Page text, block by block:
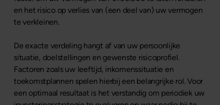
en het risico op verlies van (een deel van) uw vermogen
te verkleinen.
De exacte verdeling hangt af van uw persoonlijke
situatie, doelstellingen en gewenste risicoprofiel.
Factoren zoals uw leeftijd, inkomenssituatie en
toekomstplannen spelen hierbij een belangrijke rol. Voor
een optimaal resultaat is het verstandig om periodiek uw